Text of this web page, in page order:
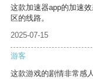
这款加速器app的加速
区的线路。
2025-07-15
游客
这款游戏的剧情非常感